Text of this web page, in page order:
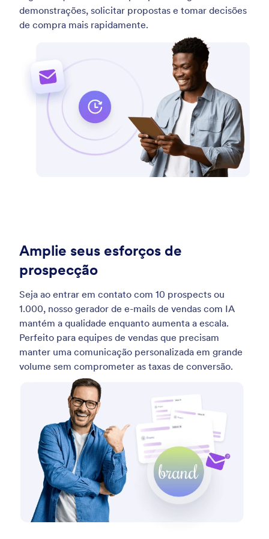
demonstrações, solicitar propostas e tomar decisões
de compra mais rapidamente.
Amplie seus esforços de
prospecção
Seja ao entrar em contato com 10 prospects ou
1.000, nosso gerador de e-mails de vendas com IA
mantém a qualidade enquanto aumenta a escala.
Perfeito para equipes de vendas que precisam
manter uma comunicação personalizada em grande
volume sem comprometer as taxas de conversão.